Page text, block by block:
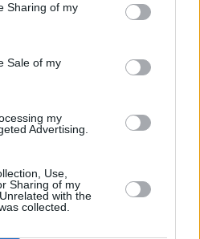
Sharing of my
Sale of my
my
Advertising.
Use,
Sharing of my
with the
collected.
και γεωπολιτικής
και σε πολλές
στάση της απέναντι στα
συμμάχων της, υπονομεύουν
της Τουρκίας από τις